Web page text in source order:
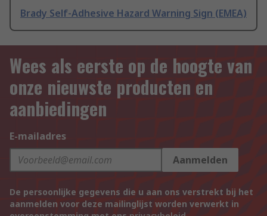
Brady Self-Adhesive Hazard Warning Sign (EMEA)
Wees als eerste op de hoogte van
onze nieuwste producten en
aanbiedingen
E-mailadres
Aanmelden
De persoonlijke gegevens die u aan ons verstrekt bij het
aanmelden voor deze mailinglijst worden verwerkt in